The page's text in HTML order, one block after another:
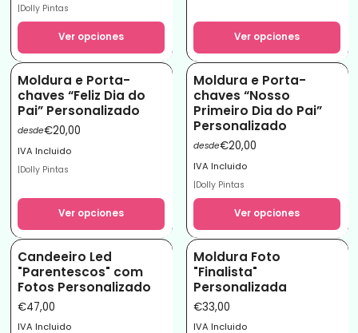
|Dolly Pintas
Ver opciones Ver opciones
Moldura e Porta-
chaves “Feliz Dia do
Pai” Personalizado
desde€20,00
IVA Incluido
|Dolly Pintas
Ver opciones
Moldura e Porta-
chaves “Nosso
Primeiro Dia do Pai”
Personalizado
desde€20,00
IVA Incluido
|Dolly Pintas
Ver opciones
Candeeiro Led
"Parentescos" com
Fotos Personalizado
€47,00
IVA Incluido
Moldura Foto
"Finalista"
Personalizada
€33,00
IVA Incluido